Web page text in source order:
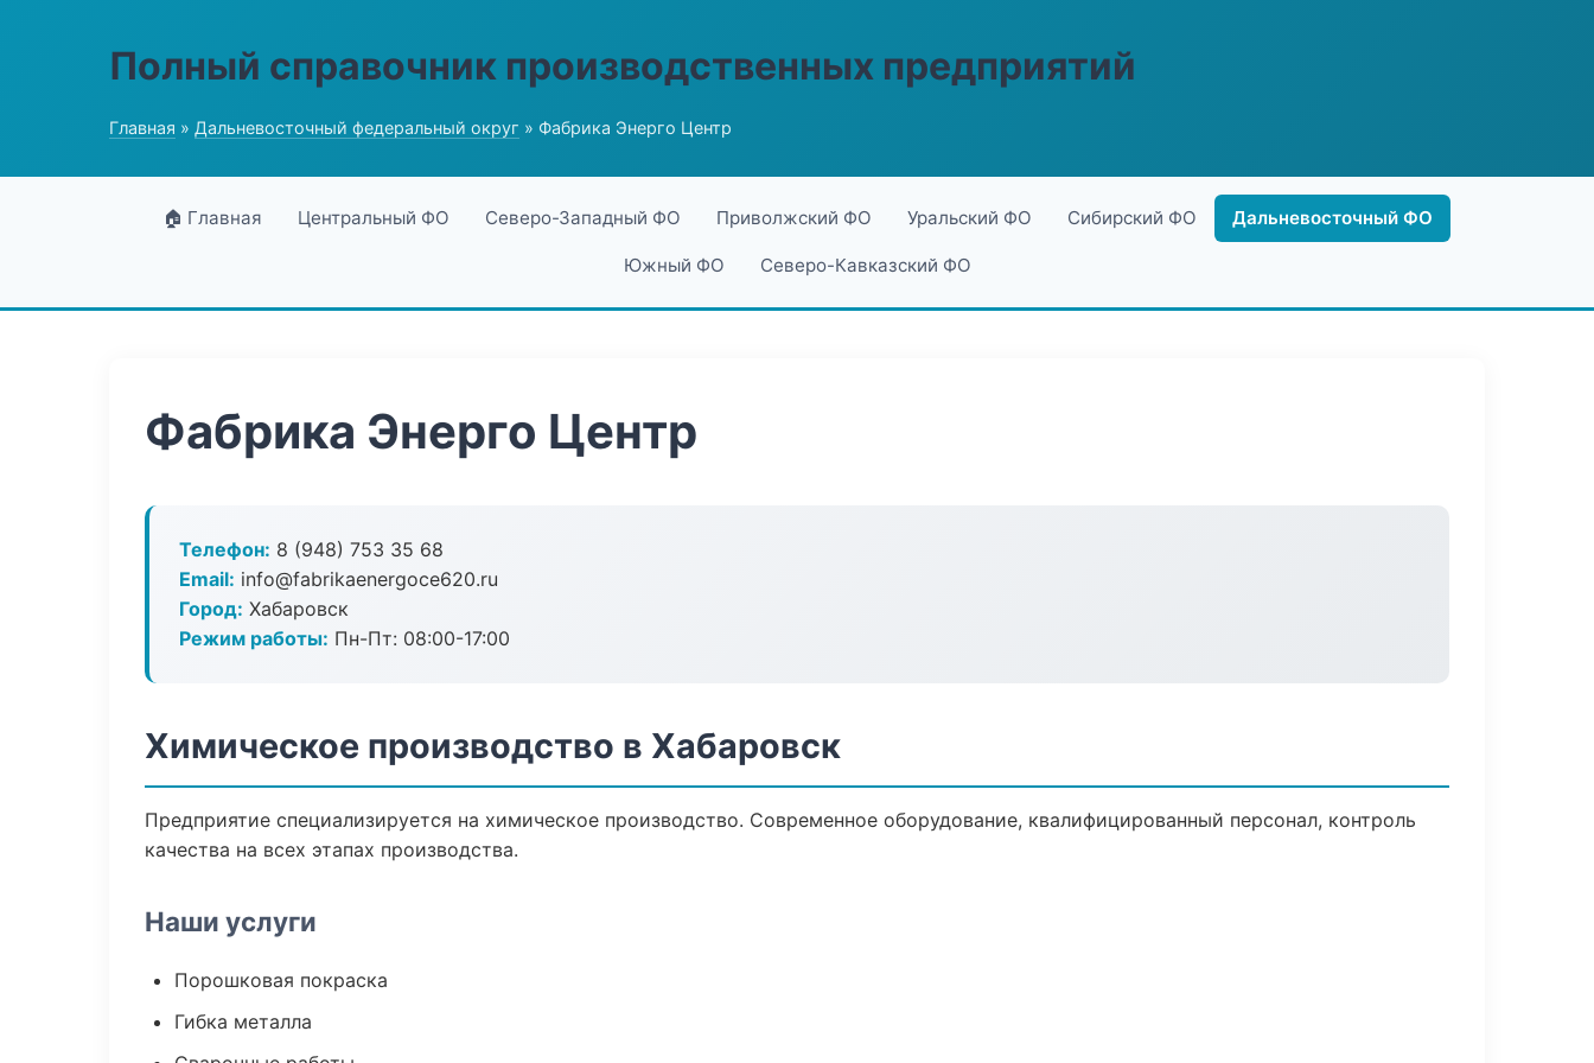
Полный справочник производственных предприятий
Главная » Дальневосточный федеральный округ » Фабрика Энерго Центр
🏠 Главная Центральный ФО Северо-Западный ФО Приволжский ФО Уральский ФО Сибирский ФО Дальневосточный ФО
Южный ФО Северо-Кавказский ФО
Фабрика Энерго Центр
Телефон: 8 (948) 753 35 68
Email: info@fabrikaenergoce620.ru
Город: Хабаровск
Режим работы: Пн-Пт: 08:00-17:00
Химическое производство в Хабаровск
Предприятие специализируется на химическое производство. Современное оборудование, квалифицированный персонал, контроль
качества на всех этапах производства.
Наши услуги
Порошковая покраска
Гибка металла